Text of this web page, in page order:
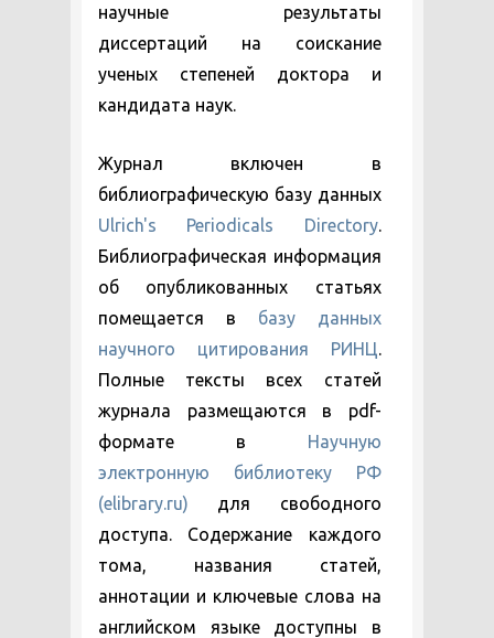
научные результаты
диссертаций на соискание
ученых степеней доктора и
кандидата наук.
Журнал включен в
библиографическую базу данных
Ulrich's Periodicals Directory.
Библиографическая информация
об опубликованных статьях
помещается в базу данных
научного цитирования РИНЦ.
Полные тексты всех статей
журнала размещаются в pdf-
формате в Научную
электронную библиотеку РФ
(elibrary.ru) для свободного
доступа. Содержание каждого
тома, названия статей,
аннотации и ключевые слова на
английском языке доступны в